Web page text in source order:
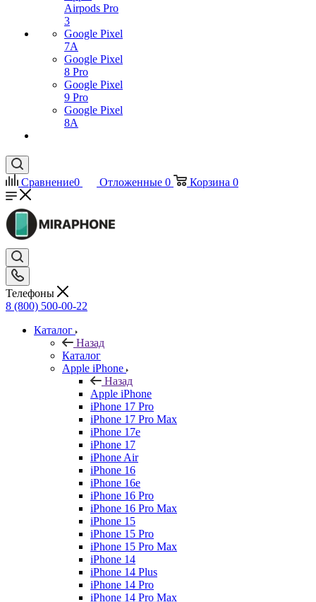
Airpods Pro
3
Google Pixel
7А
Google Pixel
8 Pro
Google Pixel
9 Pro
Google Pixel
8A
Сравнение0 Отложенные 0 Корзина 0
Телефоны
8 (800) 500-00-22
Каталог
Назад
Каталог
Apple iPhone
Назад
Apple iPhone
iPhone 17 Pro
iPhone 17 Pro Max
iPhone 17e
iPhone 17
iPhone Air
iPhone 16
iPhone 16e
iPhone 16 Pro
iPhone 16 Pro Max
iPhone 15
iPhone 15 Pro
iPhone 15 Pro Max
iPhone 14
iPhone 14 Plus
iPhone 14 Pro
iPhone 14 Pro Max